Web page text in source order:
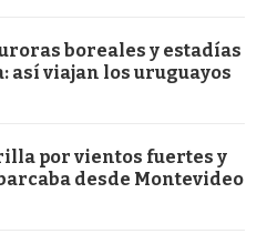
boreales y estadías
así viajan los uruguayos
por vientos fuertes y
desde Montevideo